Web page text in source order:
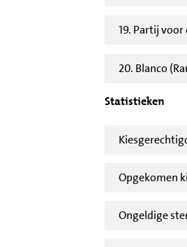
19. Partij
20. Blanco
Statistieken
Opgekomen
Ongeldige